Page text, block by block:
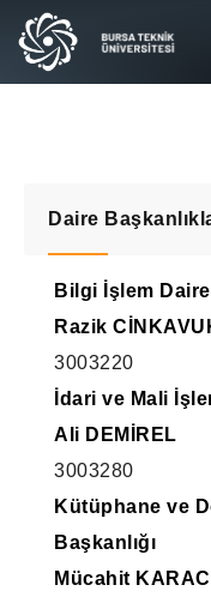
Daire
Bilgi İşlem Daire
Razik
3003220
İdari ve Mali
Ali DEMİREL
3003280
Kütüphane ve
Başkanlığı
Mücahit